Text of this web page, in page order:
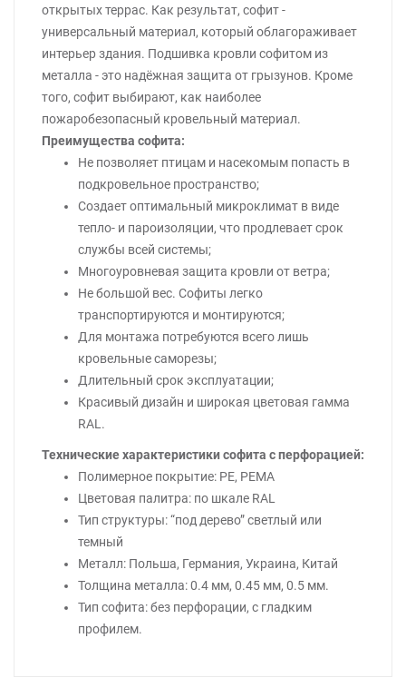
открытых террас. Как результат, софит -
универсальный материал, который облагораживает
интерьер здания. Подшивка кровли софитом из
металла - это надёжная защита от грызунов. Кроме
того, софит выбирают, как наиболее
пожаробезопасный кровельный материал.
Преимущества софита:
Не позволяет птицам и насекомым попасть в
подкровельное пространство;
Создает оптимальный микроклимат в виде
тепло- и пароизоляции, что продлевает срок
службы всей системы;
Многоуровневая защита кровли от ветра;
Не большой вес. Софиты легко
транспортируются и монтируются;
Для монтажа потребуются всего лишь
кровельные саморезы;
Длительный срок эксплуатации;
Красивый дизайн и широкая цветовая гамма
RAL.
Технические характеристики софита с перфорацией:
Полимерное покрытие: РЕ, РЕМА
Цветовая палитра: по шкале RAL
Тип структуры: “под дерево” светлый или
темный
Металл: Польша, Германия, Украина, Китай
Толщина металла: 0.4 мм, 0.45 мм, 0.5 мм.
Тип софита: без перфорации, с гладким
профилем.